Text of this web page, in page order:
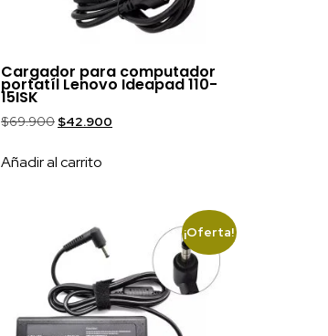
Cargador para computador
portatíl Lenovo Ideapad 110-
15ISK
$69.900 $42.900
Añadir al carrito
¡Oferta!